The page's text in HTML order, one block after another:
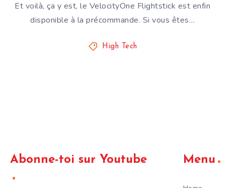
Et voilà, ça y est, le VelocityOne Flightstick est enfin
disponible à la précommande. Si vous êtes…
High Tech
Abonne-toi sur Youtube Menu